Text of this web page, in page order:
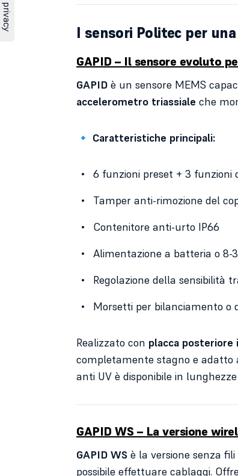
I sensori Politec per
GAPID – Il sensore evoluto
GAPID è un sensore MEMS
accelerometro triassiale che
🔹 Caratteristiche principali:
6 funzioni preset + 3 funzioni
Tamper anti-rimozione del
Contenitore anti-urto IP66
Alimentazione a batteria o 8-
Regolazione della sensibilità
Morsetti per bilanciamento o
Realizzato con placca posteriore
completamente stagno e adatto
anti UV è disponibile in
GAPID WS – La versione
GAPID WS è la versione senza
possibile effettuare cablaggi.